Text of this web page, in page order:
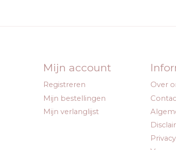
Mijn account
Registreren
Mijn bestellingen
Mijn verlanglijst
Over